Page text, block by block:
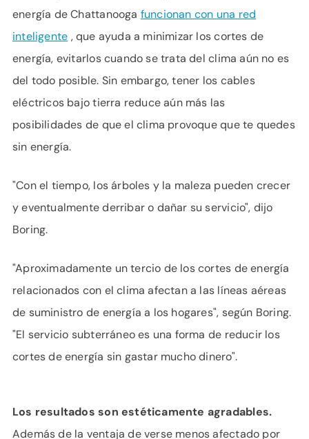
energía de Chattanooga funcionan con una red
inteligente , que ayuda a minimizar los cortes de
energía, evitarlos cuando se trata del clima aún no es
del todo posible. Sin embargo, tener los cables
eléctricos bajo tierra reduce aún más las
posibilidades de que el clima provoque que te quedes
sin energía.
"Con el tiempo, los árboles y la maleza pueden crecer
y eventualmente derribar o dañar su servicio", dijo
Boring.
"Aproximadamente un tercio de los cortes de energía
relacionados con el clima afectan a las líneas aéreas
de suministro de energía a los hogares", según Boring.
"El servicio subterráneo es una forma de reducir los
cortes de energía sin gastar mucho dinero".
Los resultados son estéticamente agradables.
Además de la ventaja de verse menos afectado por